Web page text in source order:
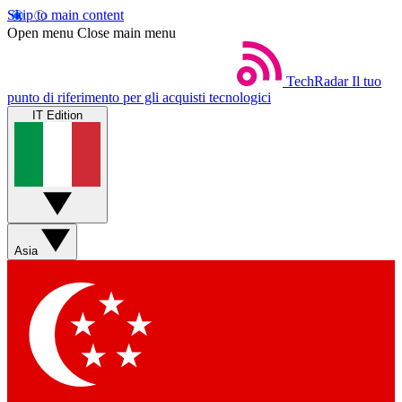
Skip to main content
Open menu Close main menu
TechRadar Il tuo
punto di riferimento per gli acquisti tecnologici
IT Edition
Asia